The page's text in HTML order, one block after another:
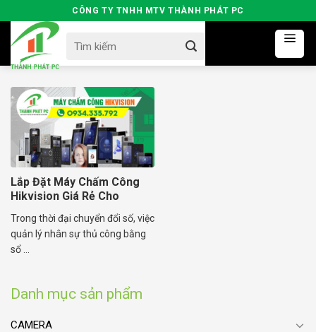
to
content
CÔNG TY TNHH MTV THÀNH PHÁT PC
for:
Danh mục sản phẩm
CAMERA
Lắp Đặt Máy Chấm Công
Hikvision Giá Rẻ Cho
Trong thời đại chuyển đổi số, việc
quản lý nhân sự thủ công bằng
sổ ...